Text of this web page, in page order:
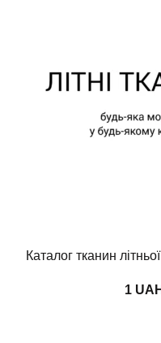
Додати в кошик
Каталог тканин
UAH